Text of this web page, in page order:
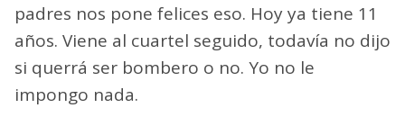
padres nos pone felices eso. Hoy ya tiene 11
años. Viene al cuartel seguido, todavía no dijo
si querrá ser bombero o no. Yo no le
impongo nada.